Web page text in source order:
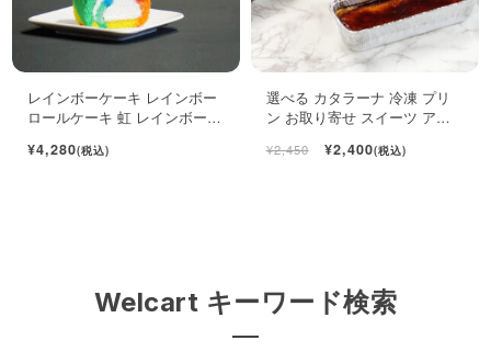
レインボーケーキ レインボー
ロールケーキ 虹 レインボース
¥4,280(税込)
選べる カタラーナ 冷凍 プリ
ン お取り寄せ スイーツ アイ
¥2,450 ¥2,400(税込)
Welcart キーワード検索